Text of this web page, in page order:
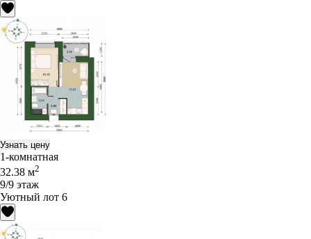
Узнать цену
1-комнатная
32.38 м2
9/9 этаж
Уютный лот 6